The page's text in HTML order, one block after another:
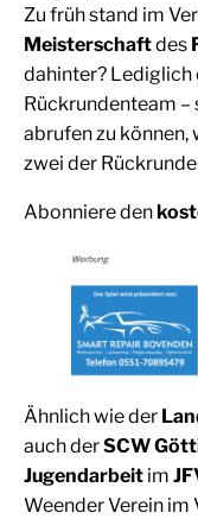
Zu früh stand im
Meisterschaftdes
dahinter? Lediglich
Rückrundenteam –
abrufen zu können,
zwei der
Abonniere den
Ähnlich wie der
auch derSCW
Jugendarbeit im
Weender Verein im